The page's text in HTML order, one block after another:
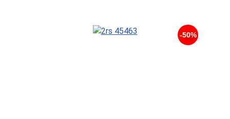
-50%